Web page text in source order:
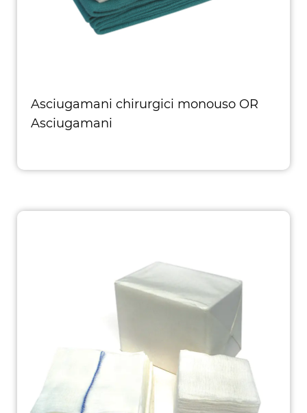
Asciugamani chirurgici monouso OR
Asciugamani